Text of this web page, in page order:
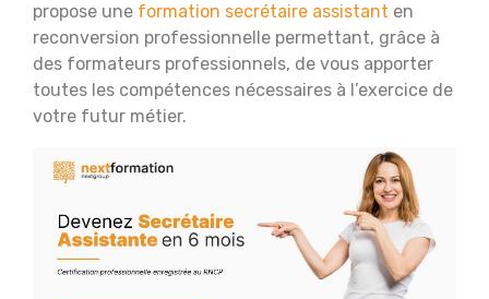
propose une formation secrétaire assistant en
reconversion professionnelle permettant, grâce à
des formateurs professionnels, de vous apporter
toutes les compétences nécessaires à l’exercice de
votre futur métier.